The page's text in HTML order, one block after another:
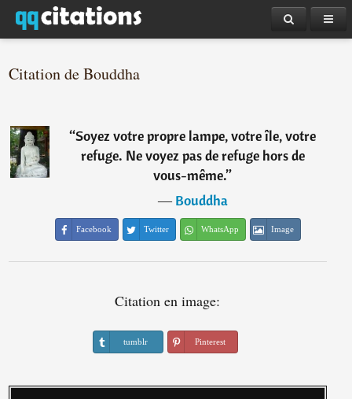
Citation de Bouddha
“Soyez votre propre lampe, votre île, votre
refuge. Ne voyez pas de refuge hors de
vous-même.”
―Bouddha
Facebook Twitter WhatsApp Image
Citation en image:
tumblr Pinterest